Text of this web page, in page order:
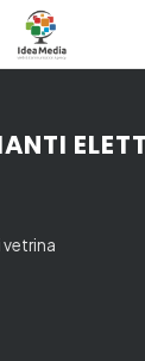
vetrina